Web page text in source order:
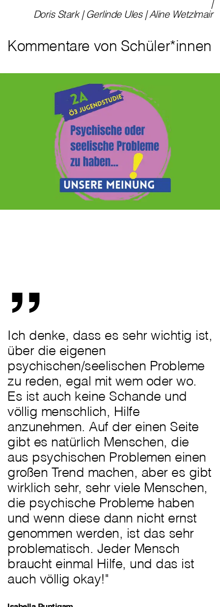
|
Doris Stark | Gerlinde Ules | Aline Wetzlmair
Kommentare von Schüler*innen
„
Ich denke, dass es sehr wichtig ist,
über die eigenen
psychischen/seelischen Probleme
zu reden, egal mit wem oder wo.
Es ist auch keine Schande und
völlig menschlich, Hilfe
anzunehmen. Auf der einen Seite
gibt es natürlich Menschen, die
aus psychischen Problemen einen
großen Trend machen, aber es gibt
wirklich sehr, sehr viele Menschen,
die psychische Probleme haben
und wenn diese dann nicht ernst
genommen werden, ist das sehr
problematisch. Jeder Mensch
braucht einmal Hilfe, und das ist
auch völlig okay!"